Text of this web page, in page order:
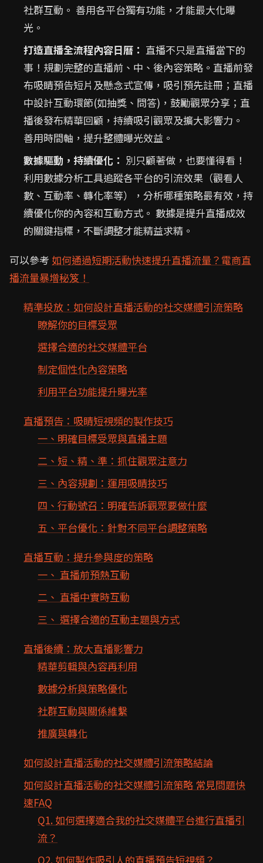
社群互動。 善用各平台獨有功能，才能最大化曝
光。
打造直播全流程內容日曆： 直播不只是直播當下的
事！規劃完整的直播前、中、後內容策略。直播前發
布吸睛預告短片及懸念式宣傳，吸引預先註冊；直播
中設計互動環節(如抽獎、問答)，鼓勵觀眾分享；直
播後發布精華回顧，持續吸引觀眾及擴大影響力。
善用時間軸，提升整體曝光效益。
數據驅動，持續優化： 別只顧著做，也要懂得看！
利用數據分析工具追蹤各平台的引流效果（觀看人
數、互動率、轉化率等），分析哪種策略最有效，持
續優化你的內容和互動方式。 數據是提升直播成效
的關鍵指標，不斷調整才能精益求精。
可以參考 如何通過短期活動快速提升直播流量？電商直
播流量暴增秘笈！
精準投放：如何設計直播活動的社交媒體引流策略
瞭解你的目標受眾
選擇合適的社交媒體平台
制定個性化內容策略
利用平台功能提升曝光率
直播預告：吸睛短視頻的製作技巧
一、明確目標受眾與直播主題
二、短、精、準：抓住觀眾注意力
三、內容規劃：運用吸睛技巧
四、行動號召：明確告訴觀眾要做什麼
五、平台優化：針對不同平台調整策略
直播互動：提升參與度的策略
一、 直播前預熱互動
二、 直播中實時互動
三、 選擇合適的互動主題與方式
直播後續：放大直播影響力
精華剪輯與內容再利用
數據分析與策略優化
社群互動與關係維繫
推廣與轉化
如何設計直播活動的社交媒體引流策略結論
如何設計直播活動的社交媒體引流策略 常見問題快
速FAQ
Q1. 如何選擇適合我的社交媒體平台進行直播引
流？
Q2. 如何製作吸引人的直播預告短視頻？